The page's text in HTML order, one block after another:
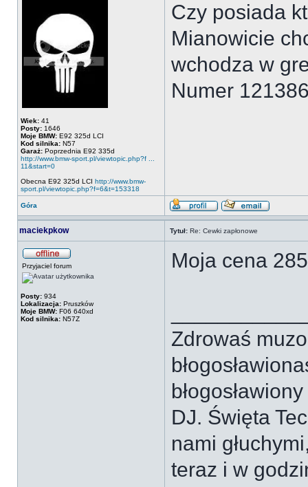
Wiek: 41
Posty: 1646
Moje BMW: E92 325d LCI
Kod silnika: N57
Garaż: Poprzednia E92 335d
http://www.bmw-sport.pl/viewtopic.php?f ...
11&start=0
Obecna E92 325d LCI http://www.bmw-
sport.pl/viewtopic.php?f=6&t=153318
Czy posiada
Mianowicie
wchodza w
Numer
Góra
maciekpkow Tytuł: Re: Cewki zapłonowe
Przyjaciel forum
Posty: 934
Lokalizacja: Pruszków
Moje BMW: F06 640xd
Kod silnika: N57Z
Moja cena
Zdrowaś
DJ. Święta
nami
teraz i w